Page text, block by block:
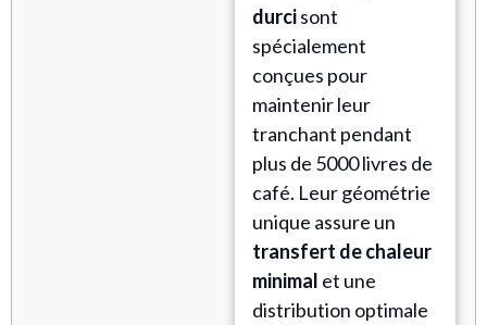
durcisont
spécialement
conçues pour
maintenir leur
tranchant pendant
plus de 5000 livres de
café. Leur géométrie
unique assure un
transfert de chaleur
minimal et une
distribution optimale